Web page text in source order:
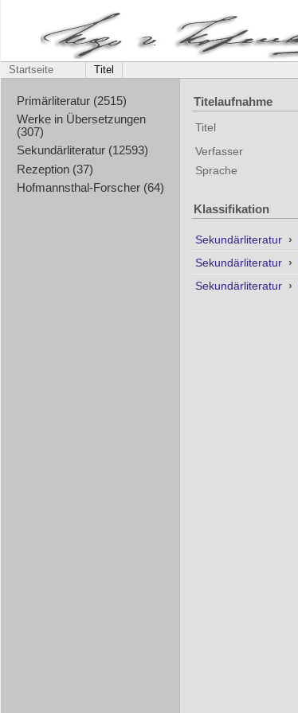
Startseite Titel
Primärliteratur (2515)
Werke in Übersetzungen
(307)
Sekundärliteratur (12593)
Rezeption (37)
Hofmannsthal-Forscher (64)
Titelaufnahme
Titel
Verfasser
Sprache
Klassifikation
Sekundärliteratur ›
Sekundärliteratur ›
Sekundärliteratur ›